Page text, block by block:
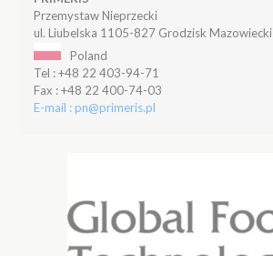
Przemystaw Nieprzecki
ul. Liubelska 1105-827 Grodzisk Mazowiecki
Poland
Tel : +48 22 403-94-71
Fax : +48 22 400-74-03
E-mail : pn@primeris.pl